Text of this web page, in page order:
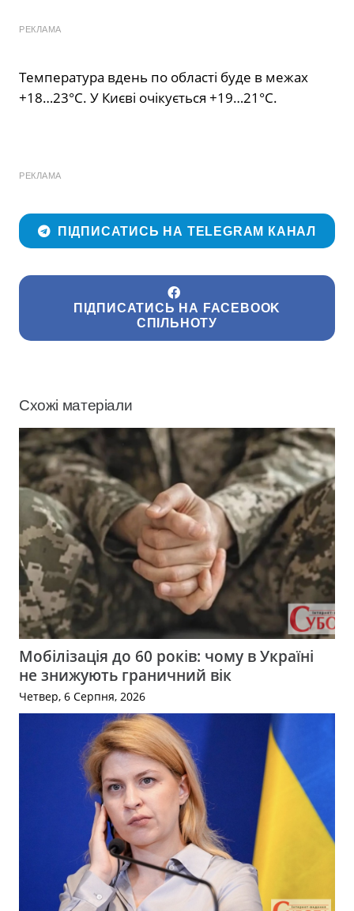
РЕКЛАМА
Температура вдень по області буде в межах
+18…23°С. У Києві очікується +19…21°С.
РЕКЛАМА
ПІДПИСАТИСЬ НА TELEGRAM КАНАЛ
ПІДПИСАТИСЬ НА FACEBOOK
СПІЛЬНОТУ
Схожі матеріали
Мобілізація до 60 років: чому в Україні
не знижують граничний вік
Четвер, 6 Серпня, 2026